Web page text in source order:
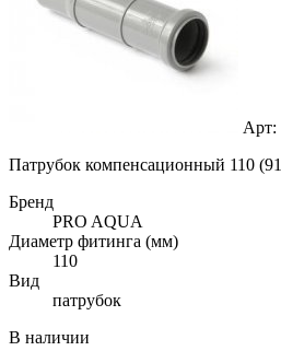
Арт:
Патрубок компенсационный 110
Бренд
PRO AQUA
Диаметр фитинга (мм)
110
Вид
патрубок
В наличии